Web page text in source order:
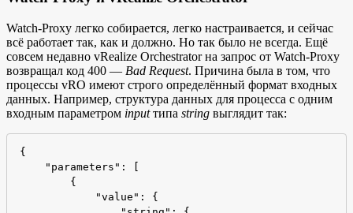
Watch-Proxy легко собирается, легко настраивается, и сейчас
всё работает так, как и должно. Но так было не всегда. Ещё
совсем недавно vRealize Orchestrator на запрос от Watch-Proxy
возвращал код 400 — Bad Request. Причина была в том, что
процессы vRO имеют строго определённый формат входных
данных. Например, структура данных для процесса с одним
входным параметром inputтипа string выглядит так:
{
    "parameters": [
        {
            "value": {